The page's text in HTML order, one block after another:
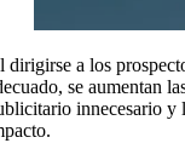
dirigirse a los
se aumentan
innecesario y